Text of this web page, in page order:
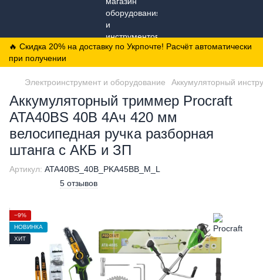
🔥 Скидка 20% на доставку по Укрпочте! Расчёт автоматически
при получении
Электроинструмент и оборудование Аккумуляторный
Аккумуляторный триммер Procraft
ATA40BS 40В 4Ач 420 мм
велосипедная ручка разборная
штанга с АКБ и ЗП
Артикул: ATA40BS_40В_PKA45BB_M_L
5 отзывов
−9%
НОВИНКА
ХИТ